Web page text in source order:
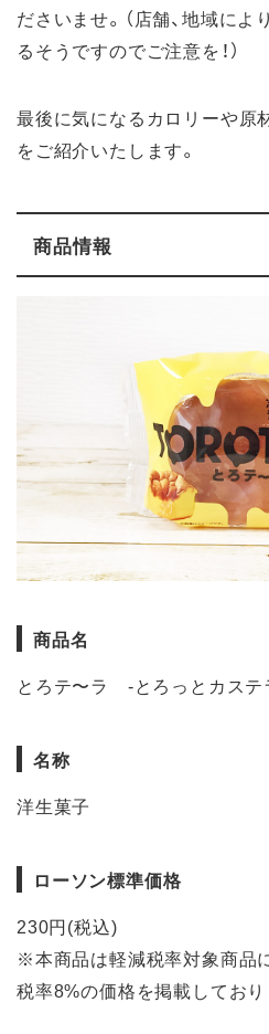
ださいませ。（店舗、地域に
るそうですのでご注意を！）
最後に気になるカロリーや原
をご紹介いたします。
商品情報
商品名
とろテ〜ラ -とろっとカステ
名称
洋生菓子
ローソン標準価格
230円(税込)
※本商品は軽減税率対象商品
税率8%の価格を掲載しており